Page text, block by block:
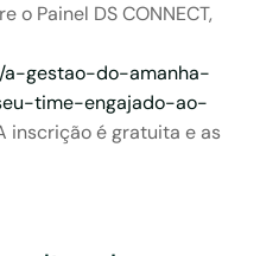
o Painel DS CONNECT,
a-gestao-do-amanha-
time-engajado-ao-
inscrição é gratuita e as